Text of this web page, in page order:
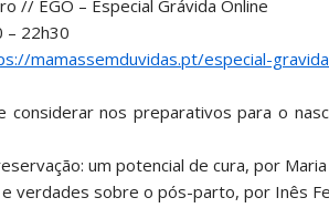
// EGO – Especial Grávida Online
– 22h30
mamassemduvidas.pt/especial-
considerar nos preparativos para o
um potencial de cura, por
verdades sobre o pós-parto, por Inês